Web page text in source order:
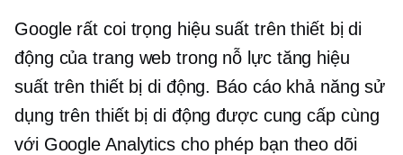
Google rất coi trọng hiệu suất trên thiết bị di
động của trang web trong nỗ lực tăng hiệu
suất trên thiết bị di động. Báo cáo khả năng sử
dụng trên thiết bị di động được cung cấp cùng
với Google Analytics cho phép bạn theo dõi